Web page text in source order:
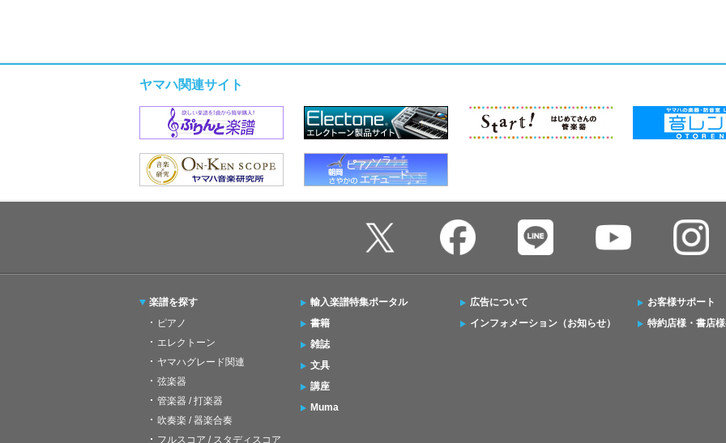
ヤマハ関連サイト
楽譜を探す
ピアノ
エレクトーン
ヤマハグレード関連
弦楽器
管楽器 / 打楽器
吹奏楽 / 器楽合奏
フルスコア / スタディスコア
輸入楽譜特集ポータル
書籍
雑誌
文具
講座
Muma
広告について
インフォメーション（お知らせ）
お客様サポート
特約店様・書店